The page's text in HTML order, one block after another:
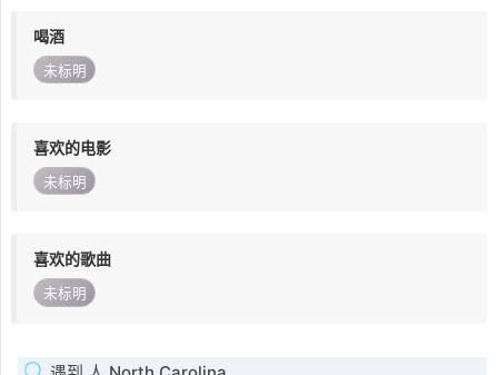
喝酒
未标明
喜欢的电影
未标明
喜欢的歌曲
未标明